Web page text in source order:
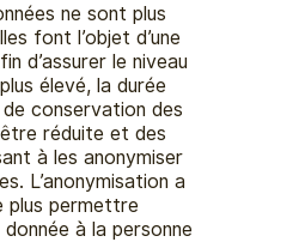
ne sont plus
font l’objet d’une
d’assurer le niveau
élevé, la durée
conservation des
réduite et des
à les anonymiser
L’anonymisation a
plus permettre
donnée à la personne